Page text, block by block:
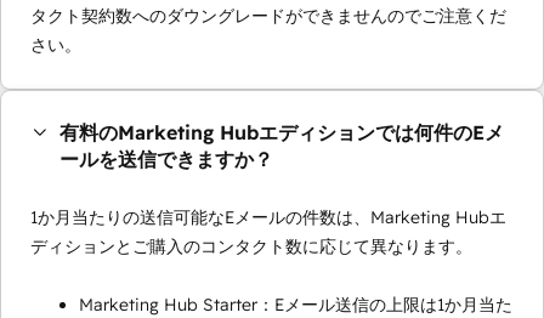
タクト契約数へのダウングレードができませんのでご注意くだ
さい。
有料のMarketing Hubエディションでは何件のEメ
ールを送信できますか？
1か月当たりの送信可能なEメールの件数は、Marketing Hubエ
ディションとご購入のコンタクト数に応じて異なります。
Marketing Hub Starter：Eメール送信の上限は1か月当た